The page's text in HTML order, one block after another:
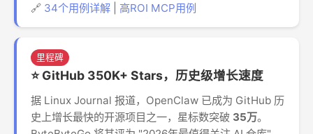
🔗 34个用例详解 高ROI MCP用例
里程碑
⭐ GitHub 350K+ Stars，历史级增长速度
据 Linux Journal 报道，OpenClaw 已成为 GitHub 历
史上增长最快的开源项目之一，星标数突破 35万。